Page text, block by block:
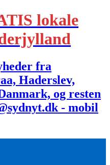
lokale
fra
Haderslev,
og resten
- mobil